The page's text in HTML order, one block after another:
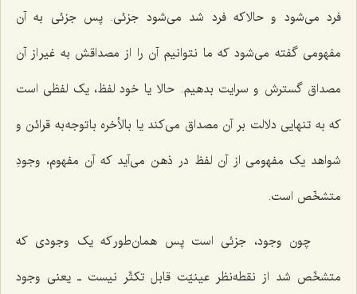
فرد می‌شود و حالاکه فرد شد می‌شود جزئی. پس جزئی به آن
مفهومی‌ گفته می‌شود که ما نتوانیم آن را از مصداقش به غیر از آن
مصداق گسترش و سرایت بدهیم. حالا یا خود لفظ، یک لفظی است
که به تنهایی دلالت بر آن مصداق می‌کند یا بالأخره با توجه به قرائن و
شواهد یک مفهومی از آن لفظ در ذهن می‌آید که آن مفهوم، وجودِ
متشخّص است.
چون وجود، جزئی است پس همان‌طور که یک وجودی که
متشخّص شد از نقطه‌نظر عینیّت قابل تکثّر نیست ـ یعنی وجود